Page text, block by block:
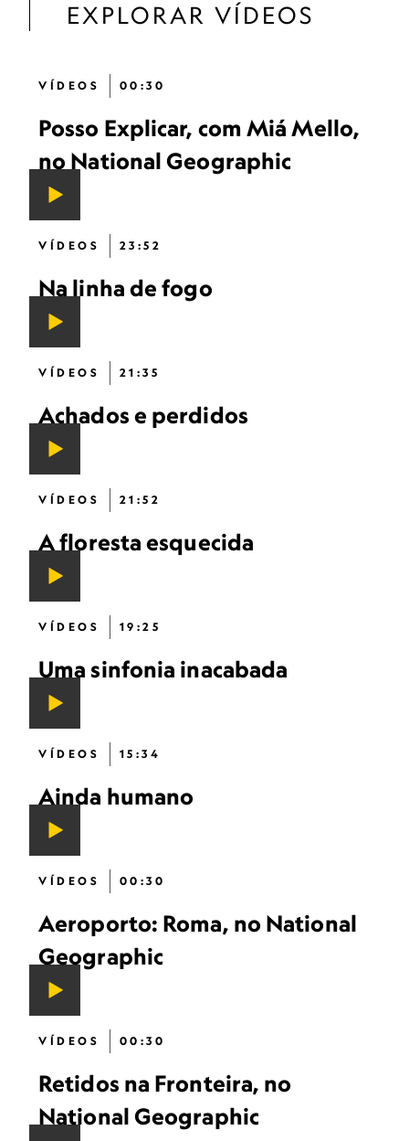
EXPLORAR VÍDEOS
VÍDEOS 00:30
Posso Explicar, com Miá Mello,
no National Geographic
VÍDEOS 23:52
Na linha de fogo
VÍDEOS 21:35
Achados e perdidos
VÍDEOS 21:52
A floresta esquecida
VÍDEOS 19:25
Uma sinfonia inacabada
VÍDEOS 15:34
Ainda humano
VÍDEOS 00:30
Aeroporto: Roma, no National
Geographic
VÍDEOS 00:30
Retidos na Fronteira, no
National Geographic